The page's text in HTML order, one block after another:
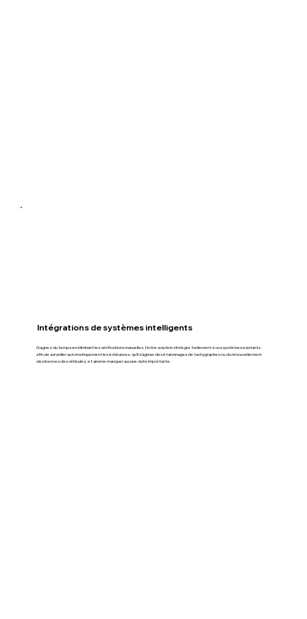
Intégrations de systèmes intelligents
Gagnez du temps en éliminant les vérifications manuelles. Notre solution s’intègre facilement à vos systèmes existants
afin de surveiller automatiquement les échéances, qu’il s’agisse des étalonnages de tachygraphes ou du renouvellement
des licences des véhicules, et ainsi ne manquer aucune date importante.